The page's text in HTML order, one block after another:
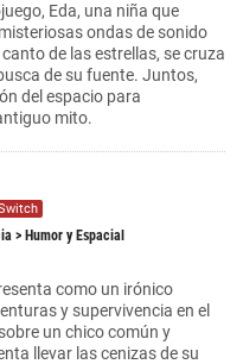
Eda, una niña que
ondas de sonido
de las estrellas, se cruza
de su fuente. Juntos,
del espacio para
mito.
> Humor y Espacial
como un irónico
y supervivencia en el
un chico común y
llevar las cenizas de su